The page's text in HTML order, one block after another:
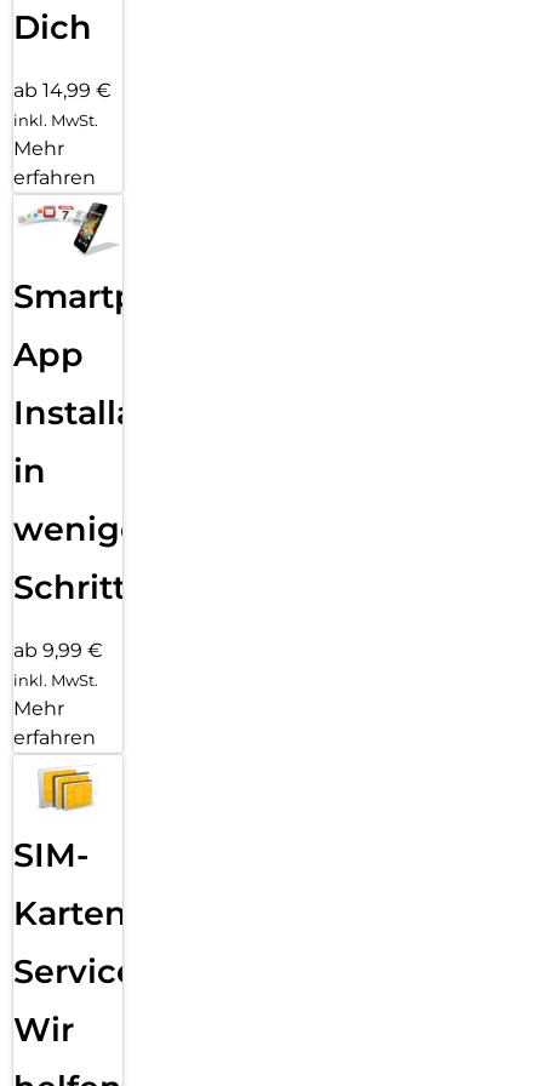
Dich
ab 14,99 €
inkl. MwSt.
Mehr
erfahren
Smartphone
App
Installation
in
wenigen
Schritten
ab 9,99 €
inkl. MwSt.
Mehr
erfahren
SIM-
Karten
Service:
Wir